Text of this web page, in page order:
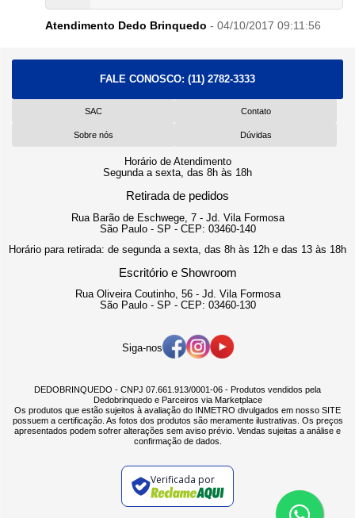
Atendimento Dedo Brinquedo - 04/10/2017 09:11:56
FALE CONOSCO: (11) 2782-3333
SAC Contato
Sobre nós Dúvidas
Horário de Atendimento
Segunda a sexta, das 8h às 18h
Retirada de pedidos
Rua Barão de Eschwege, 7 - Jd. Vila Formosa
São Paulo - SP - CEP: 03460-140
Horário para retirada: de segunda a sexta, das 8h às 12h e das 13 às 18h
Escritório e Showroom
Rua Oliveira Coutinho, 56 - Jd. Vila Formosa
São Paulo - SP - CEP: 03460-130
Siga-nos
DEDOBRINQUEDO - CNPJ 07.661.913/0001-06 - Produtos vendidos pela
Dedobrinquedo e Parceiros via Marketplace
Os produtos que estão sujeitos à avaliação do INMETRO divulgados em nosso SITE
possuem a certificação. As fotos dos produtos são meramente ilustrativas. Os preços
apresentados podem sofrer alterações sem aviso prévio. Vendas sujeitas a análise e
confirmação de dados.
Verificada por